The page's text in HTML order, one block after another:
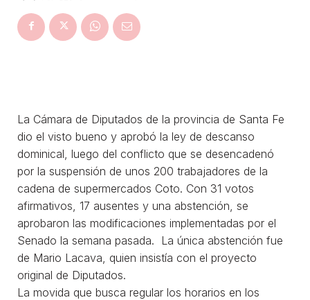
La Cámara de Diputados de la provincia de Santa Fe
dio el visto bueno y aprobó la ley de descanso
dominical, luego del conflicto que se desencadenó
por la suspensión de unos 200 trabajadores de la
cadena de supermercados Coto. Con 31 votos
afirmativos, 17 ausentes y una abstención, se
aprobaron las modificaciones implementadas por el
Senado la semana pasada. La única abstención fue
de Mario Lacava, quien insistía con el proyecto
original de Diputados.
La movida que busca regular los horarios en los